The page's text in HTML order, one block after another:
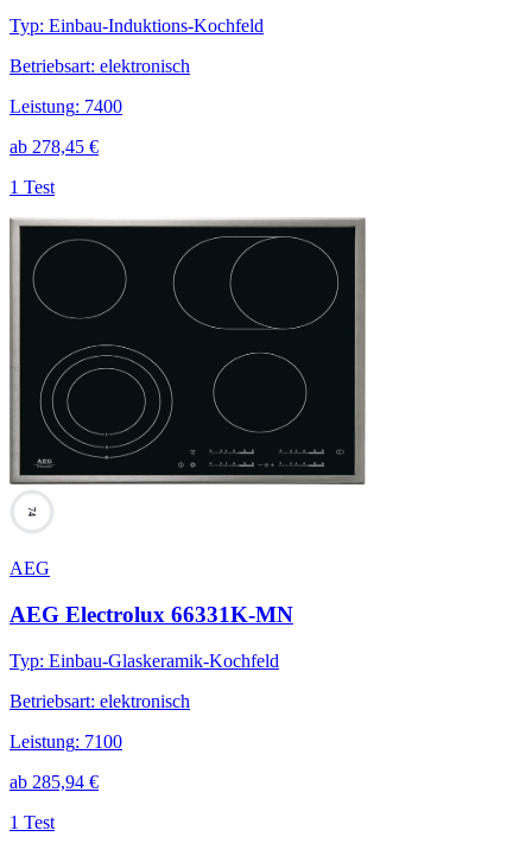
Typ: Einbau-Induktions-Kochfeld
Betriebsart: elektronisch
Leistung: 7400
ab 278,45 €
1 Test
74
AEG
AEG Electrolux 66331K-MN
Typ: Einbau-Glaskeramik-Kochfeld
Betriebsart: elektronisch
Leistung: 7100
ab 285,94 €
1 Test